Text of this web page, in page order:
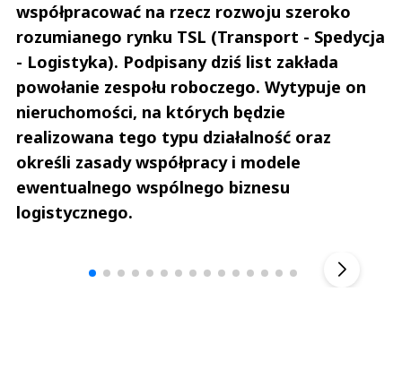
współpracować na rzecz rozwoju szeroko
rozumianego rynku TSL (Transport - Spedycja
- Logistyka). Podpisany dziś list zakłada
powołanie zespołu roboczego. Wytypuje on
nieruchomości, na których będzie
realizowana tego typu działalność oraz
określi zasady współpracy i modele
ewentualnego wspólnego biznesu
logistycznego.